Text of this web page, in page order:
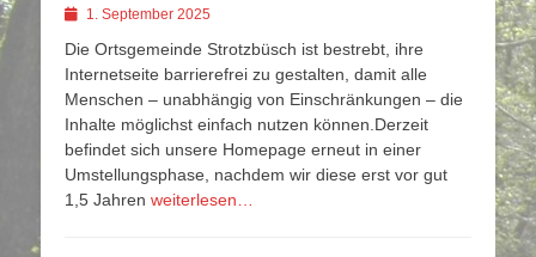
Veröffentlicht
1. September 2025
Die Ortsgemeinde Strotzbüsch ist bestrebt, ihre
Internetseite barrierefrei zu gestalten, damit alle
Menschen – unabhängig von Einschränkungen – die
Inhalte möglichst einfach nutzen können.Derzeit
befindet sich unsere Homepage erneut in einer
Umstellungsphase, nachdem wir diese erst vor gut
1,5 Jahren weiterlesen…